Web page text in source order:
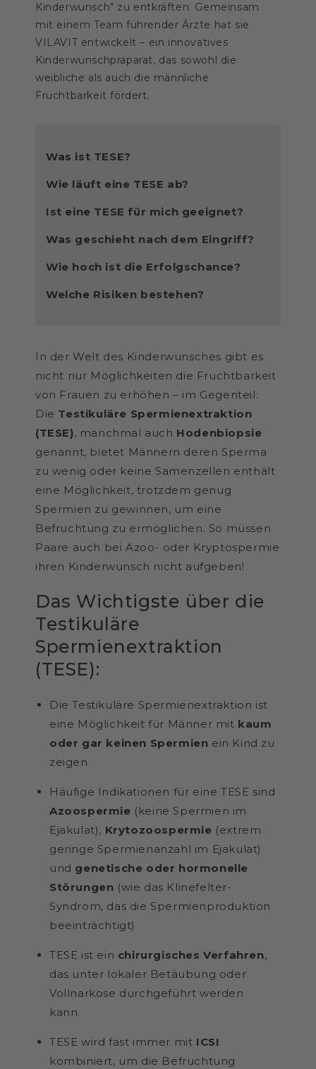
Kinderwunsch" zu entkräften. Gemeinsam
mit einem Team führender Ärzte hat sie
VILAVIT entwickelt – ein innovatives
Kinderwunschpräparat, das sowohl die
weibliche als auch die männliche
Fruchtbarkeit fördert.
Was ist TESE?
Wie läuft eine TESE ab?
Ist eine TESE für mich geeignet?
Was geschieht nach dem Eingriff?
Wie hoch ist die Erfolgschance?
Welche Risiken bestehen?
In der Welt des Kinderwunsches gibt es
nicht nur Möglichkeiten die Fruchtbarkeit
von Frauen zu erhöhen – im Gegenteil:
Die Testikuläre Spermienextraktion
(TESE), manchmal auch Hodenbiopsie
genannt, bietet Männern deren Sperma
zu wenig oder keine Samenzellen enthält
eine Möglichkeit, trotzdem genug
Spermien zu gewinnen, um eine
Befruchtung zu ermöglichen. So müssen
Paare auch bei Azoo- oder Kryptospermie
ihren Kinderwunsch nicht aufgeben!
Das Wichtigste über die
Testikuläre
Spermienextraktion
(TESE):
Die Testikuläre Spermienextraktion ist
eine Möglichkeit für Männer mit kaum
oder gar keinen Spermien ein Kind zu
zeigen
Häufige Indikationen für eine TESE sind
Azoospermie (keine Spermien im
Ejakulat), Krytozoospermie (extrem
geringe Spermienanzahl im Ejakulat)
und genetische oder hormonelle
Störungen (wie das Klinefelter-
Syndrom, das die Spermienproduktion
beeinträchtigt)
TESE ist ein chirurgisches Verfahren,
das unter lokaler Betäubung oder
Vollnarkose durchgeführt werden
kann.
TESE wird fast immer mit ICSI
kombiniert, um die Befruchtung